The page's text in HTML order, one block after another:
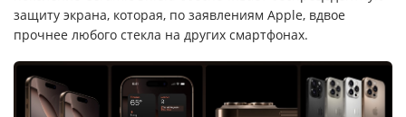
защиту экрана, которая, по заявлениям Apple, вдвое
прочнее любого стекла на других смартфонах.